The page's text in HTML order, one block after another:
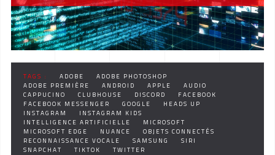
TAGS : ADOBE
ADOBE PHOTOSHOP
ADOBE PREMIÈRE
ANDROID APPLE
AUDIO
CAPPUCINO
CLUBHOUSE DISCORD
FACEBOOK
FACEBOOK MESSENGER
GOOGLE
HEADS UP
INSTAGRAM
INSTAGRAM KIDS
INTELLIGENCE ARTIFICIELLE
MICROSOFT
MICROSOFT EDGE
NUANCE
OBJETS CONNECTÉS
RECONNAISSANCE VOCALE
SAMSUNG
SIRI
SNAPCHAT
TIKTOK TWITTER